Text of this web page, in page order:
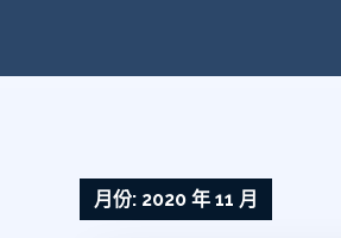
月份: 2020 年 11 月